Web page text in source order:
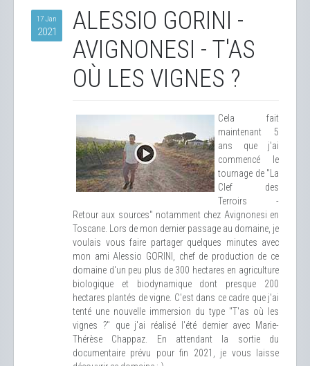
17 Jan
2021
ALESSIO GORINI -
AVIGNONESI - T'AS
OÙ LES VIGNES ?
Cela fait
maintenant 5
ans que j'ai
commencé le
tournage de "La
Clef des
Terroirs -
Retour aux sources" notamment chez Avignonesi en
Toscane. Lors de mon dernier passage au domaine, je
voulais vous faire partager quelques minutes avec
mon ami Alessio GORINI, chef de production de ce
domaine d'un peu plus de 300 hectares en agriculture
biologique et biodynamique dont presque 200
hectares plantés de vigne. C'est dans ce cadre que j'ai
tenté une nouvelle immersion du type "T'as où les
vignes ?" que j'ai réalisé l'été dernier avec Marie-
Thérèse Chappaz. En attendant la sortie du
documentaire prévu pour fin 2021, je vous laisse